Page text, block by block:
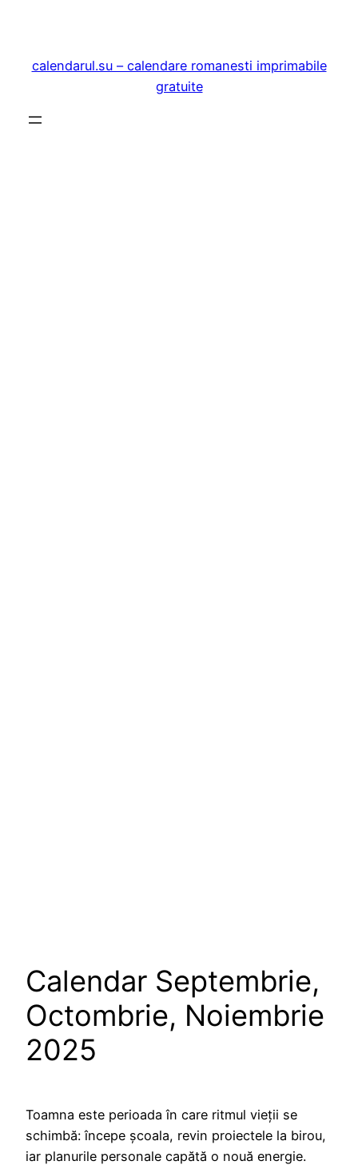
conținut
calendarul.su – calendare romanesti imprimabile
gratuite
Calendar Septembrie,
Octombrie, Noiembrie
2025
Toamna este perioada în care ritmul vieții se
schimbă: începe școala, revin proiectele la birou,
iar planurile personale capătă o nouă energie.